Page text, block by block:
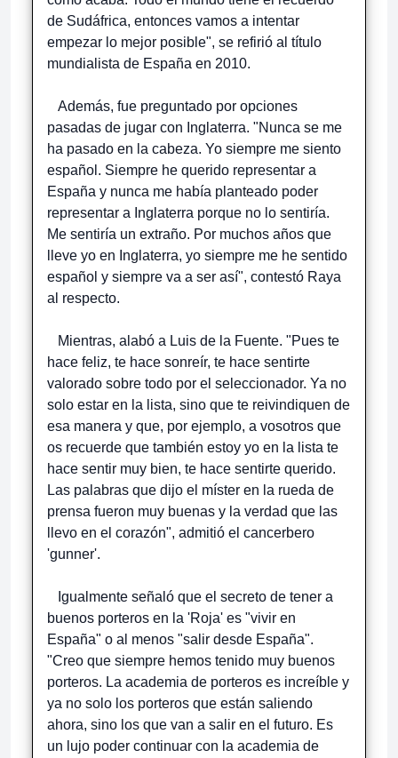
de Sudáfrica, entonces vamos a intentar
empezar lo mejor posible", se refirió al título
mundialista de España en 2010.
Además, fue preguntado por opciones
pasadas de jugar con Inglaterra. "Nunca se me
ha pasado en la cabeza. Yo siempre me siento
español. Siempre he querido representar a
España y nunca me había planteado poder
representar a Inglaterra porque no lo sentiría.
Me sentiría un extraño. Por muchos años que
lleve yo en Inglaterra, yo siempre me he sentido
español y siempre va a ser así", contestó Raya
al respecto.
Mientras, alabó a Luis de la Fuente. "Pues te
hace feliz, te hace sonreír, te hace sentirte
valorado sobre todo por el seleccionador. Ya no
solo estar en la lista, sino que te reivindiquen de
esa manera y que, por ejemplo, a vosotros que
os recuerde que también estoy yo en la lista te
hace sentir muy bien, te hace sentirte querido.
Las palabras que dijo el míster en la rueda de
prensa fueron muy buenas y la verdad que las
llevo en el corazón", admitió el cancerbero
'gunner'.
Igualmente señaló que el secreto de tener a
buenos porteros en la 'Roja' es "vivir en
España" o al menos "salir desde España".
"Creo que siempre hemos tenido muy buenos
porteros. La academia de porteros es increíble y
ya no solo los porteros que están saliendo
ahora, sino los que van a salir en el futuro. Es
un lujo poder continuar con la academia de